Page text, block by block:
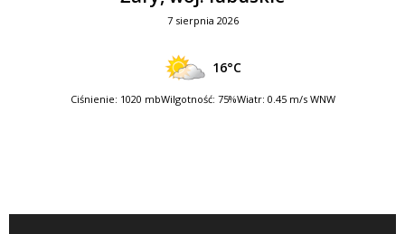
7 sierpnia 2026
16°C
Ciśnienie: 1020 mbWilgotność: 75%Wiatr: 0.45 m/s WNW